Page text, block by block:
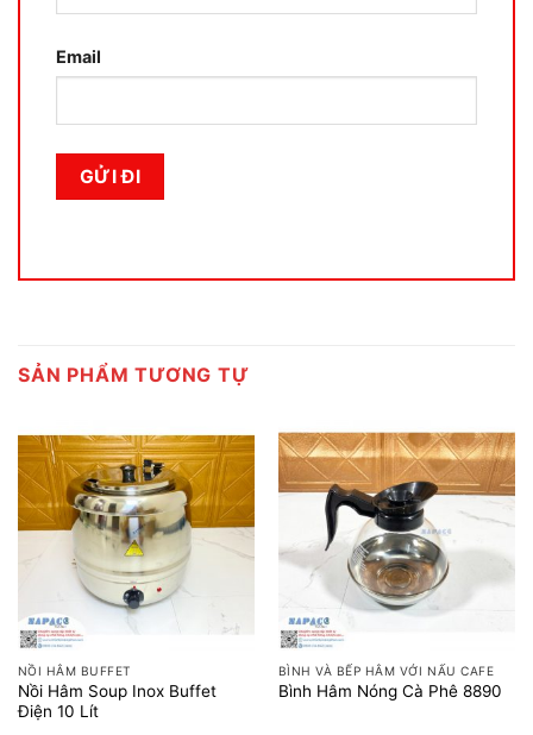
Email
SẢN PHẨM TƯƠNG TỰ
NỒI HÂM BUFFET
Nồi Hâm Soup Inox Buffet
Điện 10 Lít
BÌNH VÀ BẾP HÂM VỚI NẤU CAFE
Bình Hâm Nóng Cà Phê 8890